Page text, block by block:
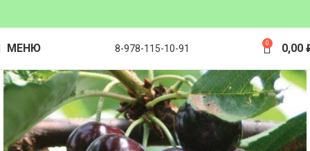
МЕНЮ 8-978-115-10-91 0 0,00